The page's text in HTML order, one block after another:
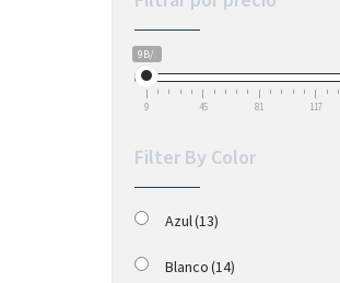
9B/.
9 45 81 117
Filter By Color
Azul(13)
Blanco(14)